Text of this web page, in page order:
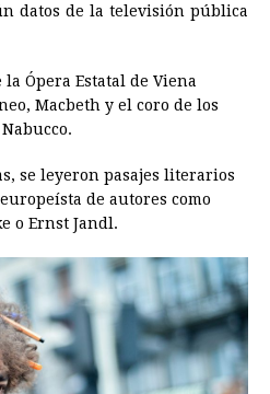
datos de la televisión pública
Ópera Estatal de Viena
Macbeth y el coro de los
se leyeron pasajes literarios
de autores como
o Ernst Jandl.